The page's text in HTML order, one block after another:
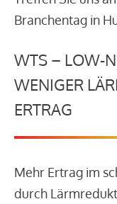
Branchentag in
WTS – LOW-
WENIGER
ERTRAG
Mehr Ertrag im
durch